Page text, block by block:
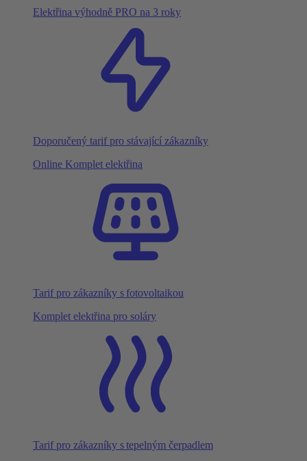
Elektřina výhodně PRO na 3 roky
Doporučený tarif pro stávající zákazníky
Online Komplet elektřina
Tarif pro zákazníky s fotovoltaikou
Komplet elektřina pro soláry
Tarif pro zákazníky s tepelným čerpadlem